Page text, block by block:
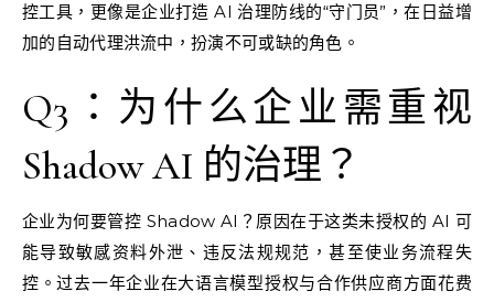
控工具，更像是企业打造 AI 治理防线的“守门员”，在日益增
加的自动代理洪流中，扮演不可或缺的角色。
Q3：为什么企业需重视
Shadow AI 的治理？
企业为何要管控 Shadow AI？原因在于这类未授权的 AI 可
能导致敏感资料外泄、违反法规规范，甚至使业务流程失
控。过去一年企业在大语言模型授权与合作供应商方面花费